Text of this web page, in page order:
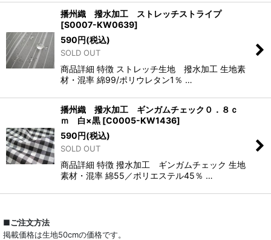
播州織 撥水加工 ストレッチストライプ
[S0007-KW0639]
590円(税込)
SOLD OUT
商品詳細 特徴 ストレッチ生地 撥水加工 生地素
材・混率 綿99/ポリウレタン1％ …
播州織 撥水加工 ギンガムチェック０．８ｃ
ｍ 白×黒 [C0005-KW1436]
590円(税込)
SOLD OUT
商品詳細 特徴 撥水加工 ギンガムチェック 生地
素材・混率 綿55／ポリエステル45％ …
■ご注文方法
掲載価格は生地50cmの価格です。